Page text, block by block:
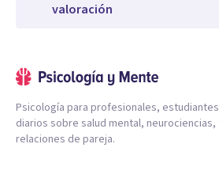
valoración
Psicología para profesionales,
diarios sobre salud mental,
relaciones de pareja.